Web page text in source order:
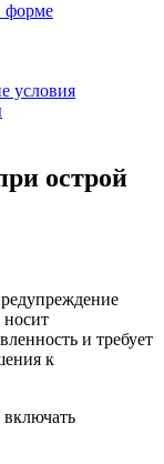
форме
условия
острой
носит
и требует
к